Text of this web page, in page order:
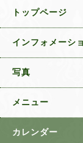
トップページ
インフォメーシ
写真
メニュー
カレンダー